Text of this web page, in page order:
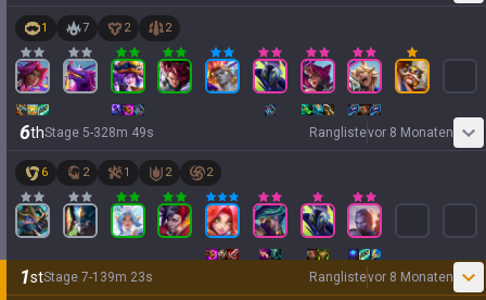
1 7 2 2
6thStage 5-328m 49s Ranglistevor 8 Monaten
6 2 1 2 2
1stStage 7-1 39m 23s Ranglistevor 8 Monaten